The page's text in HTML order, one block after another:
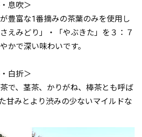
息吹＞
豊富な1番摘みの茶葉のみを使用し
えみどり」・「やぶきた」を３：７
かで深い味わいです。
白折＞
で、茎茶、かりがね、棒茶とも呼ば
甘みとより渋みの少ないマイルドな